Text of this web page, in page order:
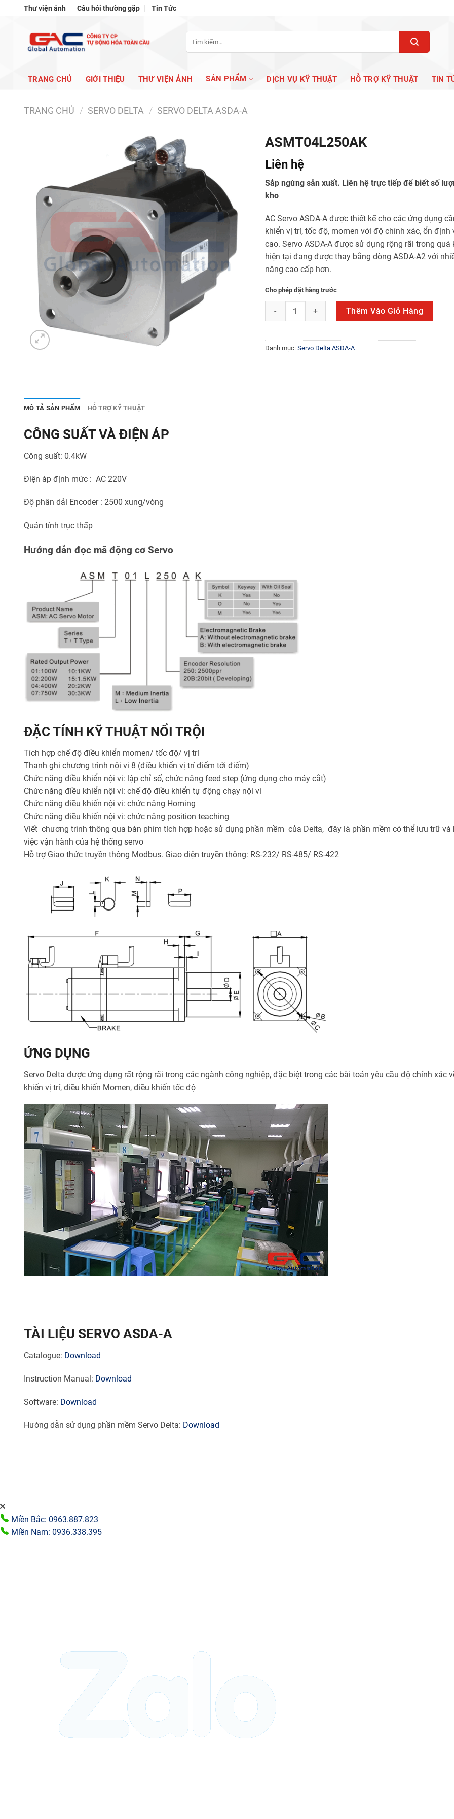
Thư viện ảnh Câu hỏi thường gặp Tin Tức
Tìm
kiếm:
TRANG CHỦ GIỚI THIỆU THƯ VIỆN ẢNH SẢN PHẨM DỊCH VỤ KỸ THUẬT HỖ TRỢ KỸ THUẬT TIN
TRANG CHỦ / SERVO DELTA / SERVO DELTA ASDA-A
ASMT04L250AK
Liên hệ
Sắp ngừng sản xuất. Liên hệ trực tiếp để biết số
kho
AC Servo ASDA-A được thiết kế cho các ứng dụng
khiển vị trí, tốc độ, momen với độ chính xác, ổn định
cao. Servo ASDA-A được sử dụng rộng rãi trong quá
hiện tại đang được thay bằng dòng ASDA-A2 với
năng cao cấp hơn.
Cho phép đặt hàng trước
ASMT04L250AK số lượngThêm Vào Giỏ Hàng
Danh mục: Servo Delta ASDA-A
MÔ TẢ SẢN PHẨM HỖ TRỢ KỸ THUẬT
CÔNG SUẤT VÀ ĐIỆN ÁP
Công suất: 0.4kW
Điện áp định mức : AC 220V
Độ phân dải Encoder : 2500 xung/vòng
Quán tính trục thấp
Hướng dẫn đọc mã động cơ Servo
ĐẶC TÍNH KỸ THUẬT NỔI TRỘI
Tích hợp chế độ điều khiển momen/ tốc độ/ vị trí
Thanh ghi chương trình nội vi 8 (điều khiển vị trí điểm tới điểm)
Chức năng điều khiển nội vi: lập chỉ số, chức năng feed step (ứng dụng cho máy cắt)
Chức năng điều khiển nội vi: chế độ điều khiển tự động chạy nội vi
Chức năng điều khiển nội vi: chức năng Homing
Chức năng điều khiển nội vi: chức năng position teaching
Viết chương trình thông qua bàn phím tích hợp hoặc sử dụng phần mềm của Delta, đây là phần mềm có thể lưu trữ và
việc vận hành của hệ thống servo
Hỗ trợ Giao thức truyền thông Modbus. Giao diện truyền thông: RS-232/ RS-485/ RS-422
ỨNG DỤNG
Servo Delta được ứng dụng rất rộng rãi trong các ngành công nghiệp, đặc biệt trong các bài toán yêu cầu độ chính xác
khiển vị trí, điều khiển Momen, điều khiển tốc độ
TÀI LIỆU SERVO ASDA-A
Catalogue: Download
Instruction Manual: Download
Software: Download
Hướng dẫn sử dụng phần mềm Servo Delta: Download
Miền Bắc: 0963.887.823
Miền Nam: 0936.338.395